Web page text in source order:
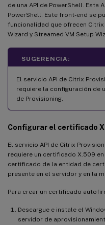
de una API de PowerShell. Esta
PowerShell. Este front-end se
funcionalidad que ofrecen
Wizard y Streamed VM Setup
SUGERENCIA:
El servicio API de Citrix
requiere la configuración de
de Provisioning.
Configurar el certificado
El servicio API de Citrix
requiere un certificado X.509
certificado de la entidad de
presente en el servidor y en la
Para crear un certificado
Descargue e instale el
servidor de